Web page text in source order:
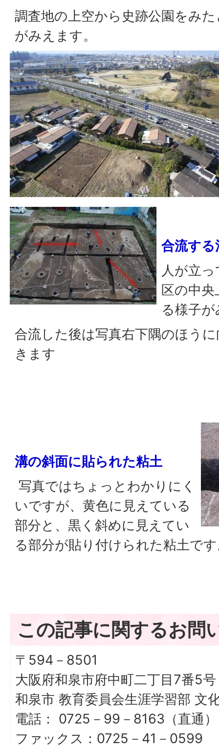
調査地の上空から史跡公園をみ
がみえます。
合流する
人が立
区の中
る様子
合流した後は写真右下隅のほう
きます
溝の斜面に貼られた粘土
写真ではちょっとわかりにく
いですが、黄色に見えている
部分と、黒く斜めに見えてい
る部分が貼り付けられた粘土で
この記事に関するお問
〒594－8501
大阪府和泉市府中町二丁目7番5号
和泉市 教育委員会生涯学習部 文
電話： 0725－99－8163（直通）
ファックス：0725－41－0599